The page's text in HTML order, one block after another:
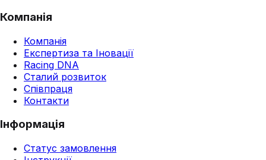
Компанія
Компанія
Експертиза та Іновації
Racing DNA
Сталий розвиток
Співпраця
Контакти
Інформація
Статус замовлення